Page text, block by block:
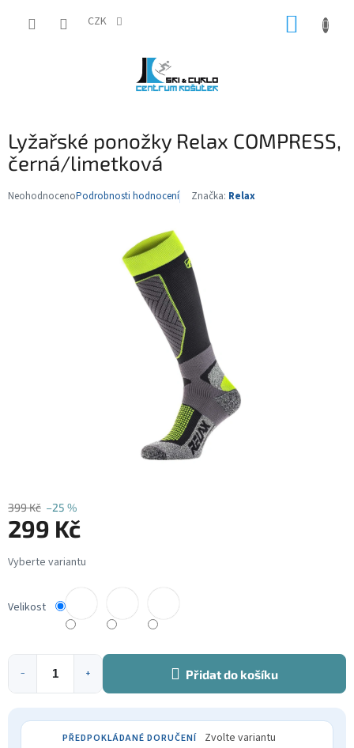
CZK
Lyžařské ponožky Relax COMPRESS,
černá/limetková
Průměrné
NeohodnocenoPodrobnosti hodnocení Značka: Relax
399 Kč –25 %
299 Kč
Měrná
cena:
Velikost
+
− Přidat do košíku
Zvolte variantu